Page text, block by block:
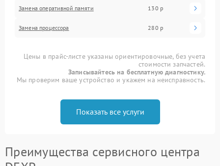
Замена оперативной памяти 130 р
Замена процессора 280 р
Цены в прайс-листе указаны ориентировочные, без учета
стоимости запчастей.
Записывайтесь на бесплатную диагностику.
Мы проверим ваше устройство и укажем на неисправность.
Показать все услуги
Преимущества сервисного центра